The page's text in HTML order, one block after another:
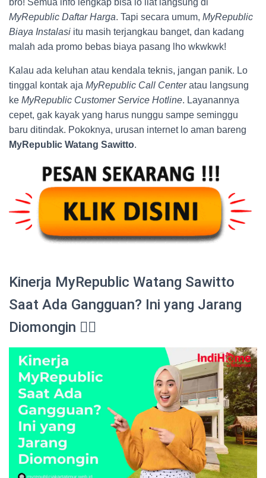
bro! Semua info lengkap bisa lo liat langsung di
MyRepublic Daftar Harga. Tapi secara umum, MyRepublic
Biaya Instalasi itu masih terjangkau banget, dan kadang
malah ada promo bebas biaya pasang lho wkwkwk!
Kalau ada keluhan atau kendala teknis, jangan panik. Lo
tinggal kontak aja MyRepublic Call Centeratau langsung
ke MyRepublic Customer Service Hotline. Layanannya
cepet, gak kayak yang harus nunggu sampe seminggu
baru ditindak. Pokoknya, urusan internet lo aman bareng
MyRepublic Watang Sawitto.
Kinerja MyRepublic Watang Sawitto
Saat Ada Gangguan? Ini yang Jarang
Diomongin 😮‍💨